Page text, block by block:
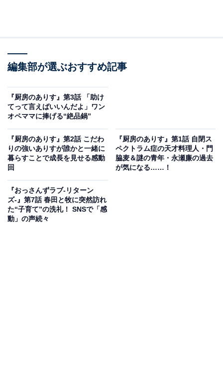
分かる」と言われたありすは、明里の恋に脈があるのか
調べるため、倖生とカップルを装って、明里と圭介が働
ますが、作戦はことごとく失敗。しかし、帰り際に偶然
階段で明里が足を滑らせたところを倖生が抱きかかえた
場面を見て、圭介とありすの気持ちが揺れ始めて……。
編集部が選ぶおすすめ記事
『厨房のありす』第3話 「助け
てって言えばいいんだよ」ワン
オペママに捧げる“絶品鍋”
『厨房のありす』第2話 こだわ
りの強いありすが誰かと一緒に
暮らすことで成長を見せる感動
回
『厨房のありす』第1話 自閉ス
ペクトラム症の天才料理人・門
脇麦＆謎の青年・永瀬廉の過去
が気になる……！
『おっさんずラブ-リターン
ズ-』第7話 春田と牧に突然訪れ
た“子育て”の洗礼！ SNSで「感
動」の声続々